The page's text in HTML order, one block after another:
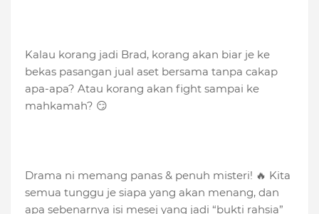
Kalau korang jadi Brad, korang akan biar je ke
bekas pasangan jual aset bersama tanpa cakap
apa-apa? Atau korang akan fight sampai ke
mahkamah? 😏
Drama ni memang panas & penuh misteri! 🔥 Kita
semua tunggu je siapa yang akan menang, dan
apa sebenarnya isi mesej yang jadi “bukti rahsia”